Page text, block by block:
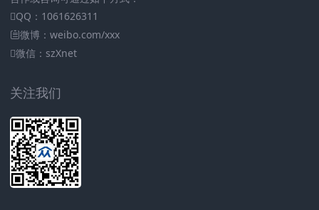
QQ：1061626311
微博：weibo.com/xxx
微信：szXnet
关注我们